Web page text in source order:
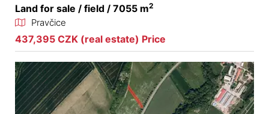
Land for sale / field / 7055 m2
Pravčice
437,395 CZK (real estate) Price